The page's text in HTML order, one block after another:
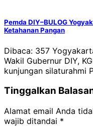
Pemda DIY–BULOG
Ketahanan Pangan
Dibaca: 357
Wakil Gubernur DIY,
kunjungan silaturahmi
Tinggalkan
Alamat email Anda
wajib ditandai *